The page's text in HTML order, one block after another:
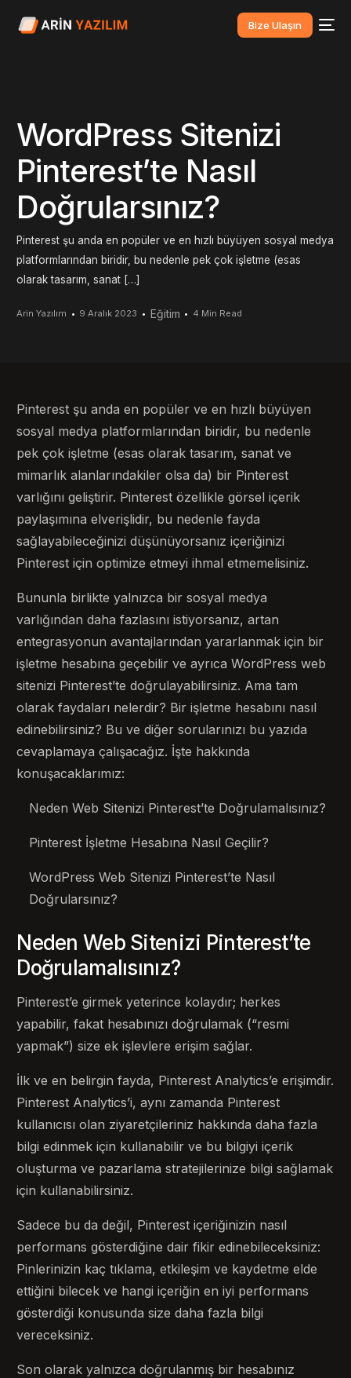
Bize Ulaşın
WordPress Sitenizi
Pinterest’te Nasıl
Doğrularsınız?
Pinterest şu anda en popüler ve en hızlı büyüyen sosyal medya
platformlarından biridir, bu nedenle pek çok işletme (esas
olarak tasarım, sanat […]
Arin Yazılım 9 Aralık 2023 Eğitim 4 Min Read
Pinterest şu anda en popüler ve en hızlı büyüyen
sosyal medya platformlarından biridir, bu nedenle
pek çok işletme (esas olarak tasarım, sanat ve
mimarlık alanlarındakiler olsa da) bir Pinterest
varlığını geliştirir. Pinterest özellikle görsel içerik
paylaşımına elverişlidir, bu nedenle fayda
sağlayabileceğinizi düşünüyorsanız içeriğinizi
Pinterest için optimize etmeyi ihmal etmemelisiniz.
Bununla birlikte yalnızca bir sosyal medya
varlığından daha fazlasını istiyorsanız, artan
entegrasyonun avantajlarından yararlanmak için bir
işletme hesabına geçebilir ve ayrıca WordPress web
sitenizi Pinterest’te doğrulayabilirsiniz. Ama tam
olarak faydaları nelerdir? Bir işletme hesabını nasıl
edinebilirsiniz? Bu ve diğer sorularınızı bu yazıda
cevaplamaya çalışacağız. İşte hakkında
konuşacaklarımız:
Neden Web Sitenizi Pinterest’te Doğrulamalısınız?
Pinterest İşletme Hesabına Nasıl Geçilir?
WordPress Web Sitenizi Pinterest’te Nasıl
Doğrularsınız?
Neden Web Sitenizi Pinterest’te
Doğrulamalısınız?
Pinterest’e girmek yeterince kolaydır; herkes
yapabilir, fakat hesabınızı doğrulamak (“resmi
yapmak”) size ek işlevlere erişim sağlar.
İlk ve en belirgin fayda, Pinterest Analytics’e erişimdir.
Pinterest Analytics’i, aynı zamanda Pinterest
kullanıcısı olan ziyaretçileriniz hakkında daha fazla
bilgi edinmek için kullanabilir ve bu bilgiyi içerik
oluşturma ve pazarlama stratejilerinize bilgi sağlamak
için kullanabilirsiniz.
Sadece bu da değil, Pinterest içeriğinizin nasıl
performans gösterdiğine dair fikir edinebileceksiniz:
Pinlerinizin kaç tıklama, etkileşim ve kaydetme elde
ettiğini bilecek ve hangi içeriğin en iyi performans
gösterdiği konusunda size daha fazla bilgi
vereceksiniz.
Son olarak yalnızca doğrulanmış bir hesabınız